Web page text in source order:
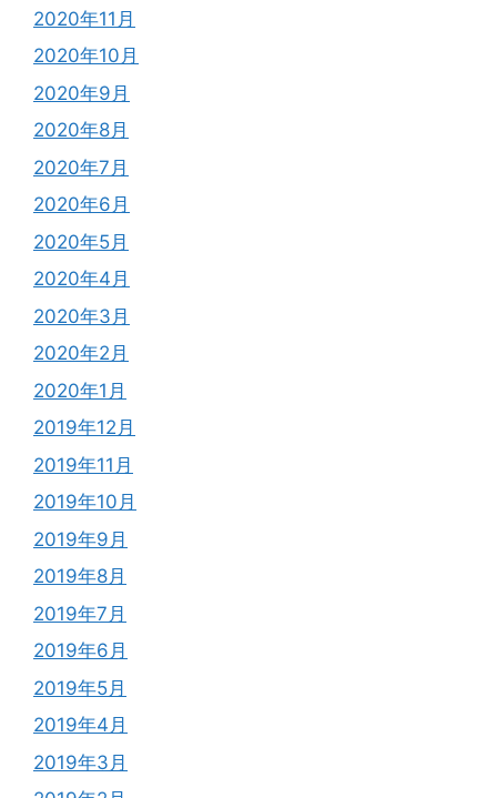
2020年11月
2020年10月
2020年9月
2020年8月
2020年7月
2020年6月
2020年5月
2020年4月
2020年3月
2020年2月
2020年1月
2019年12月
2019年11月
2019年10月
2019年9月
2019年8月
2019年7月
2019年6月
2019年5月
2019年4月
2019年3月